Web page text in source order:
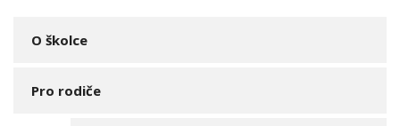
O školce
Pro rodiče